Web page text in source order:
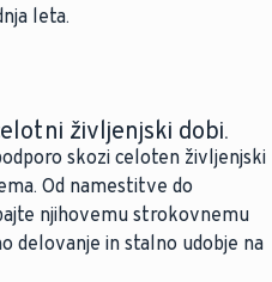
leta.
življenjski dobi.
skozi celoten življenjski
Od namestitve do
njihovemu strokovnemu
delovanje in stalno udobje na